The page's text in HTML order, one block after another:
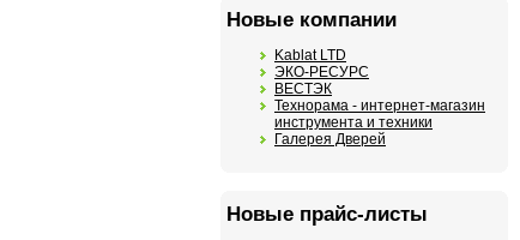
Новые компании
Kablat LTD
ЭКО-РЕСУРС
ВЕСТЭК
Технорама - интернет-магазин
инструмента и техники
Галерея Дверей
Новые прайс-листы